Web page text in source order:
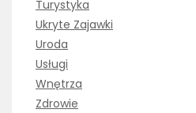
Turystyka
Ukryte Zajawki
Uroda
Usługi
Wnętrza
Zdrowie